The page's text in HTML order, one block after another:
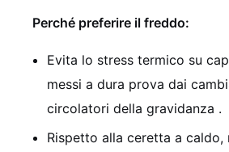
Perché preferire il freddo:
Evita lo stress termico su
messi a dura prova dai
circolatori della gravidanza .
Rispetto alla ceretta a caldo,